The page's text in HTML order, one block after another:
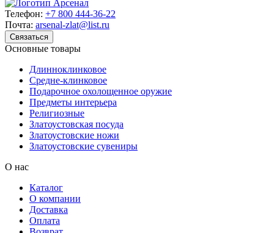
Телефон: +7 800 444-36-22
Почта: arsenal-zlat@list.ru
Связаться
Основные товары
Длинноклинковое
Средне-клинковое
Подарочное охолощенное оружие
Предметы интерьера
Религиозные
Златоустовская посуда
Златоустовские ножи
Златоустовские сувениры
О нас
Каталог
О компании
Доставка
Оплата